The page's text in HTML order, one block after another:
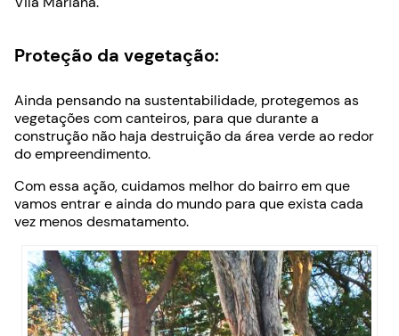
Proteção da vegetação:
Ainda pensando na sustentabilidade, protegemos as
vegetações com canteiros, para que durante a
construção não haja destruição da área verde ao redor
do empreendimento.
Com essa ação, cuidamos melhor do bairro em que
vamos entrar e ainda do mundo para que exista cada
vez menos desmatamento.